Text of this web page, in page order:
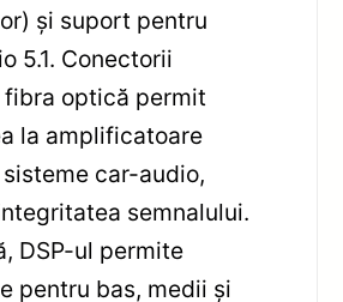
și suport pentru
5.1. Conectorii
fibra optică permit
la amplificatoare
car-audio,
semnalului.
DSP-ul permite
pentru bas, medii și